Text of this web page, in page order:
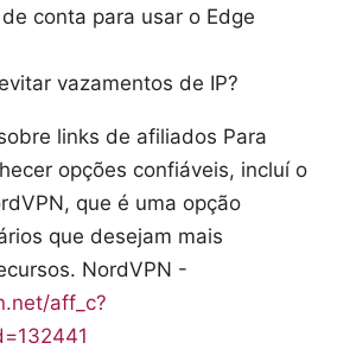
conta para usar o Edge
vazamentos de IP?
links de afiliados Para
opções confiáveis, incluí o
que é uma opção
que desejam mais
NordVPN -
aff_c?